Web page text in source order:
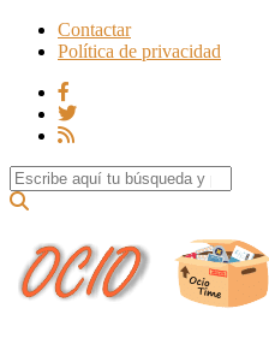
Contactar
Política de privacidad
Search for: